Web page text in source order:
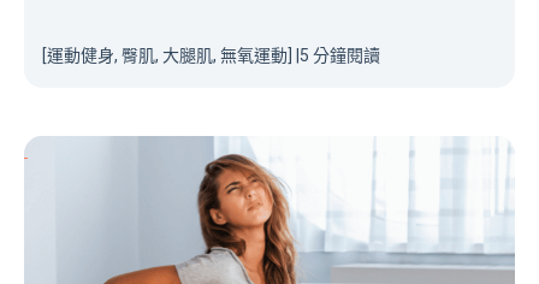
[運動健身, 臀肌, 大腿肌, 無氧運動] |5 分鐘閱讀